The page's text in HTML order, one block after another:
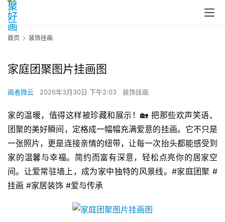
首页 装饰挂画
家庭团聚图片挂画图
画者微云 2026年3月30日 下午2:03 装饰挂画
家的温暖，值得这样被珍藏和展示！🏡 把那些欢声笑语、
团聚的美好瞬间，定格成一幅幅充满爱意的挂画。它不只是
一张照片，更是连接亲情的纽带，让每一次抬头都能感受到
家的温馨与幸福。简约而富有深意，轻松点亮你的居家空
间。让爱常驻墙上，成为家中独特的风景线。#家庭团聚 #
挂画 #家居装饰 #爱与传承